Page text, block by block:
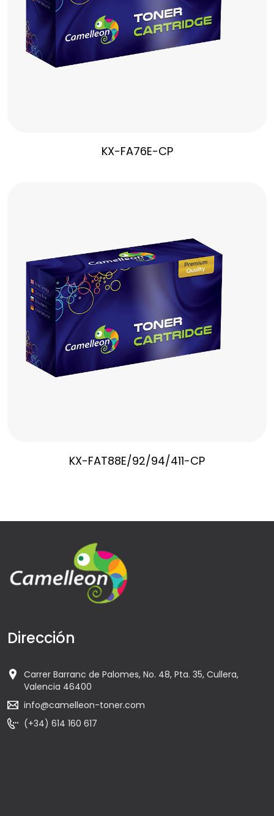
KX-FA76E-CP
KX-FAT88E/92/94/411-CP
Dirección
Carrer Barranc de Palomes, No. 48, Pta. 35, Cullera,
Valencia 46400
info@camelleon-toner.com
(+34) 614 160 617